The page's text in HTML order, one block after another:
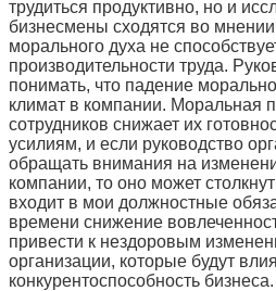
трудиться продуктивно, но и
бизнесмены сходятся во
морального духа не
производительности труда.
понимать, что падение
климат в компании. Моральная
сотрудников снижает их
усилиям, и если руководство
обращать внимания на
компании, то оно может
входит в мои должностные
времени снижение
привести к нездоровым
организации, которые будут
конкурентоспособность бизнеса.